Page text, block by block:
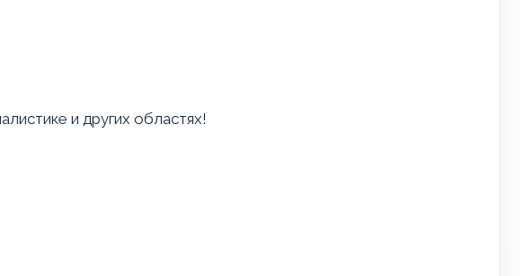
и других областях!